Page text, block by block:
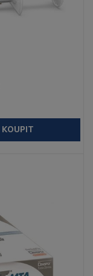
KOUPIT